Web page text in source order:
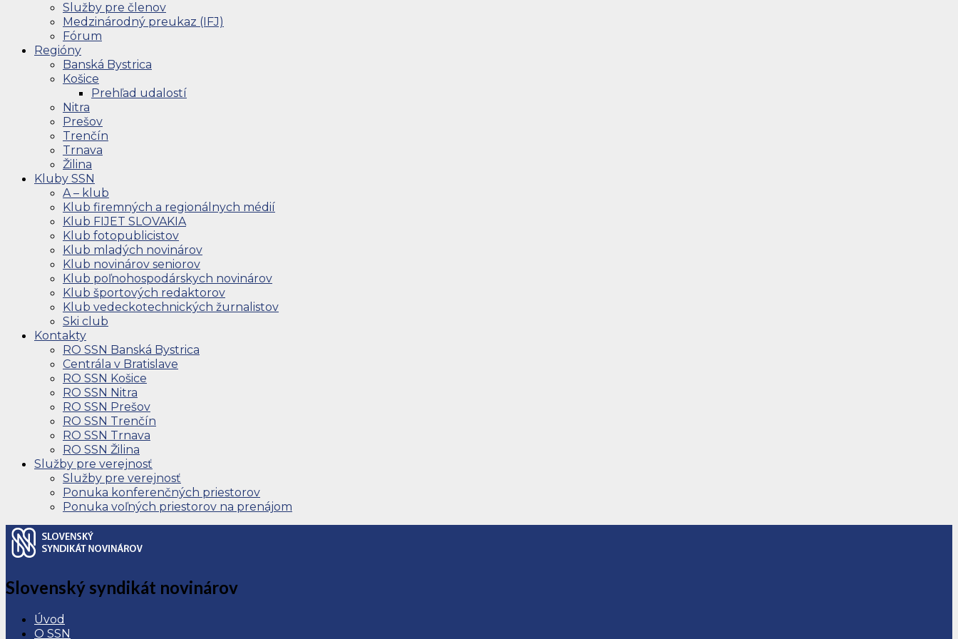
Služby pre členov
Medzinárodný preukaz (IFJ)
Fórum
Regióny
Banská Bystrica
Košice
Prehľad udalostí
Nitra
Prešov
Trenčín
Trnava
Žilina
Kluby SSN
A – klub
Klub firemných a regionálnych médií
Klub FIJET SLOVAKIA
Klub fotopublicistov
Klub mladých novinárov
Klub novinárov seniorov
Klub poľnohospodárskych novinárov
Klub športových redaktorov
Klub vedeckotechnických žurnalistov
Ski club
Kontakty
RO SSN Banská Bystrica
Centrála v Bratislave
RO SSN Košice
RO SSN Nitra
RO SSN Prešov
RO SSN Trenčín
RO SSN Trnava
RO SSN Žilina
Služby pre verejnosť
Služby pre verejnosť
Ponuka konferenčných priestorov
Ponuka voľných priestorov na prenájom
Slovenský syndikát novinárov
Úvod
O SSN